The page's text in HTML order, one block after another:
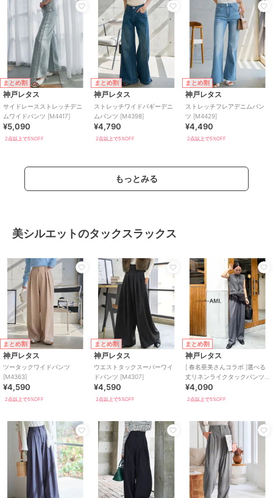
まとめ割
神戸レタス
サイドレースストレッチデニ
ムワイドパンツ [M4417]
¥5,090
2点以上で5%OFF
まとめ割
神戸レタス
ストレッチワイドバギーデニ
ムパンツ [M4398]
¥4,790
2点以上で5%OFF
まとめ割
神戸レタス
ストレッチフレアデニムパン
ツ [M4429]
¥4,490
2点以上で5%OFF
もっとみる
美シルエットのタックスラックス
まとめ割
神戸レタス
ツータックワイドパンツ
[M4363]
¥4,590
2点以上で5%OFF
まとめ割
神戸レタス
ウエストタックスーパーワイ
ドパンツ [M4307]
¥4,590
2点以上で5%OFF
まとめ割
神戸レタス
[ 春名亜美さんコラボ ]選べる
丈リネンライクタックパンツ
[M4154]
¥4,090
2点以上で5%OFF